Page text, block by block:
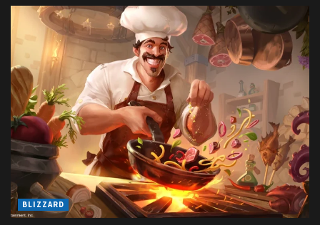
BLIZZARD